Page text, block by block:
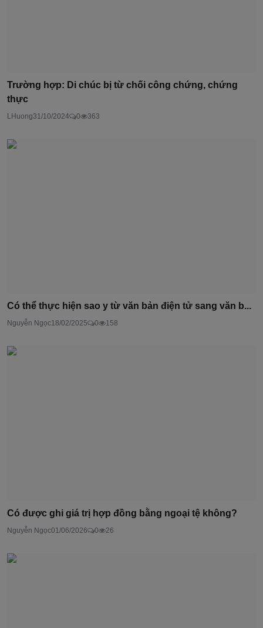
Trường hợp: Di chúc bị từ chối công chứng, chứng
thực
LHuong31/10/2024 0 363
Có thể thực hiện sao y từ văn bản điện tử sang văn b...
Nguyễn Ngọc18/02/2025 0 158
Có được ghi giá trị hợp đồng bằng ngoại tệ không?
Nguyễn Ngọc01/06/2026 0 26